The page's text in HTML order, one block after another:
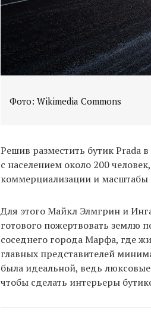
Фото: Wikimedia Commons
Решив разместить бутик Prada
с населением около 200
коммерциализации и масштабы
Для этого Майкл Элмгрин и
готового пожертвовать землю
соседнего города Марфа, где
главных представителей
была идеальной, ведь
чтобы сделать интерьеры